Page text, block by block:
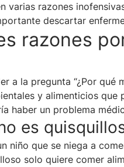
varias razones
descartar
razones
a la pregunta “¿Por qué
y alimenticios que
haber un problema
es
niño que se niega a
solo quiere comer